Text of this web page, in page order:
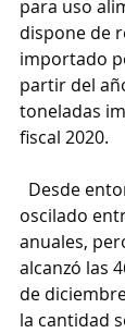
para uso
dispone de
importado
partir del
toneladas
fiscal 2020.
Desde
oscilado
anuales,
alcanzó las
de
la cantidad